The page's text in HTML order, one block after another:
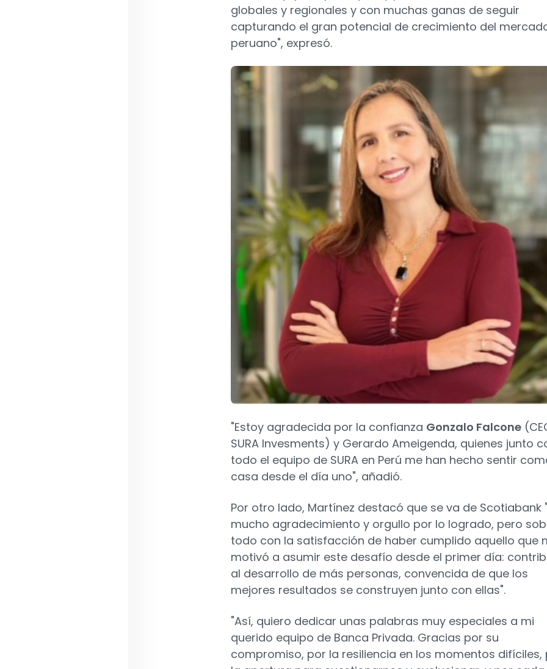
globales y regionales y con muchas ganas de seguir
capturando el gran potencial de crecimiento del
peruano", expresó.
"Estoy agradecida por la confianza Gonzalo Falcone
SURA Invesments) y Gerardo Ameigenda, quienes junto
todo el equipo de SURA en Perú me han hecho sentir
casa desde el día uno", añadió.
Por otro lado, Martínez destacó que se va de Scotiabank
mucho agradecimiento y orgullo por lo logrado, pero
todo con la satisfacción de haber cumplido aquello que
motivó a asumir este desafío desde el primer día:
al desarrollo de más personas, convencida de que los
mejores resultados se construyen junto con ellas".
"Así, quiero dedicar unas palabras muy especiales a mi
querido equipo de Banca Privada. Gracias por su
compromiso, por la resiliencia en los momentos difíciles,